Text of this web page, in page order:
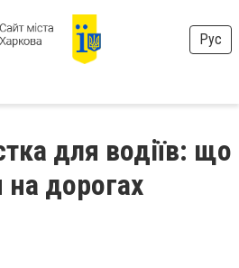
Рус
для водіїв: що
на дорогах